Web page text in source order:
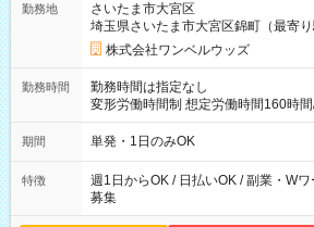
勤務地
さいたま市大宮区
埼玉県さいたま市大宮区錦町（最寄り
株式会社ワンベルウッズ
勤務時間
勤務時間は指定なし
変形労働時間制 想定労働時間160時間/月 【シフト例】 ・8
～21：00
期間 単発・1日のみOK
特徴
週1日からOK / 日払いOK / 副業・W
募集